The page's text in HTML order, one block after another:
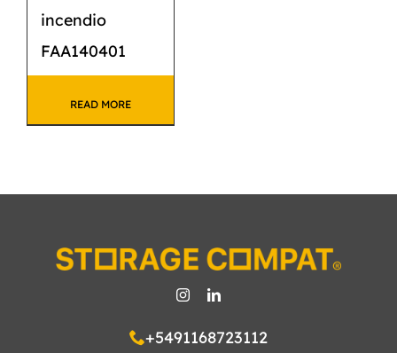
incendio
FAA140401
READ MORE
+5491168723112